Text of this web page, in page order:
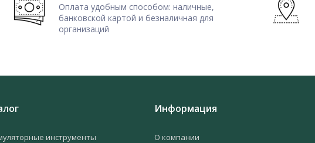
Оплата удобным способом: наличные,
банковской картой и безналичная для
организаций
инструменты
Информация
О компании